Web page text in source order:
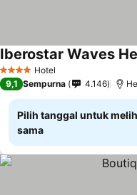
4 BintangHotel
Iberostar Waves
9,1 Sempurna 4.146
Pilih tanggal untuk
sama